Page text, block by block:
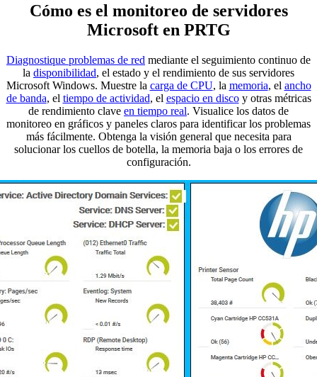
Cómo es el monitoreo de servidores
Microsoft en PRTG
Diagnostique problemas de red mediante el seguimiento continuo de
la disponibilidad, el estado y el rendimiento de sus servidores
Microsoft Windows. Muestre la carga de CPU, la memoria, el ancho
de banda, el tiempo de actividad, el espacio en discoy otras métricas
de rendimiento clave en tiempo real. Visualice los datos de
monitoreo en gráficos y paneles claros para identificar los problemas
más fácilmente. Obtenga la visión general que necesita para
solucionar los cuellos de botella, la memoria baja o los errores de
configuración.